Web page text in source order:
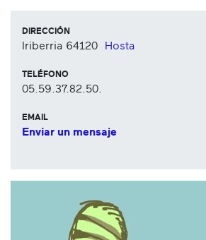
DIRECCIÓN
Iriberria 64120 Hosta
TELÉFONO
05.59.37.82.50.
EMAIL
Enviar un mensaje